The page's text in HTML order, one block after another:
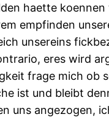
haette
empfinden
unsereins
eres wird
frage mich ob
ist und bleibt
uns angezogen,